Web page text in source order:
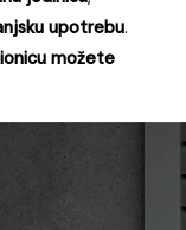
upotrebu.
možete